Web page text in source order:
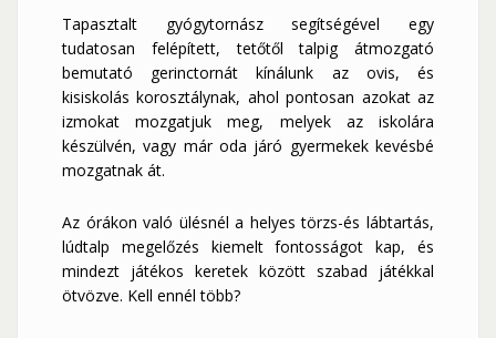
Tapasztalt gyógytornász segítségével egy
tudatosan felépített, tetőtől talpig átmozgató
bemutató gerinctornát kínálunk az ovis, és
kisiskolás korosztálynak, ahol pontosan azokat az
izmokat mozgatjuk meg, melyek az iskolára
készülvén, vagy már oda járó gyermekek kevésbé
mozgatnak át.
Az órákon való ülésnél a helyes törzs-és lábtartás,
lúdtalp megelőzés kiemelt fontosságot kap, és
mindezt játékos keretek között szabad játékkal
ötvözve. Kell ennél több?